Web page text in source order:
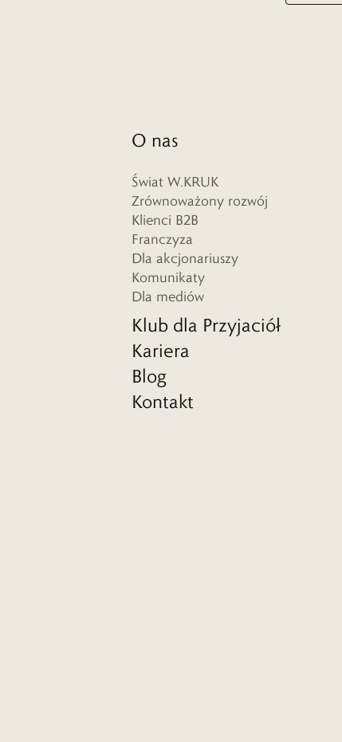
O nas
Świat W.KRUK
Zrównoważony rozwój
Klienci B2B
Franczyza
Dla akcjonariuszy
Komunikaty
Dla mediów
Klub dla Przyjaciół
Kariera
Blog
Kontakt